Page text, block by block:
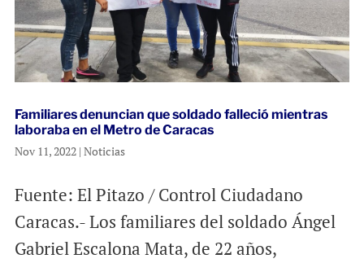
Familiares denuncian que soldado falleció mientras
laboraba en el Metro de Caracas
Nov 11, 2022| Noticias
Fuente: El Pitazo / Control Ciudadano
Caracas.- Los familiares del soldado Ángel
Gabriel Escalona Mata, de 22 años,